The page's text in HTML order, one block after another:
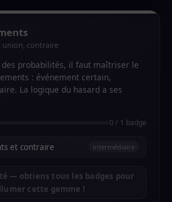
union, contraire
des probabilités, il faut maîtriser le
: événement certain,
La logique du hasard a ses
0 / 1 badge
et contraire intermédiaire
— obtiens tous les badges pour
cette gemme !